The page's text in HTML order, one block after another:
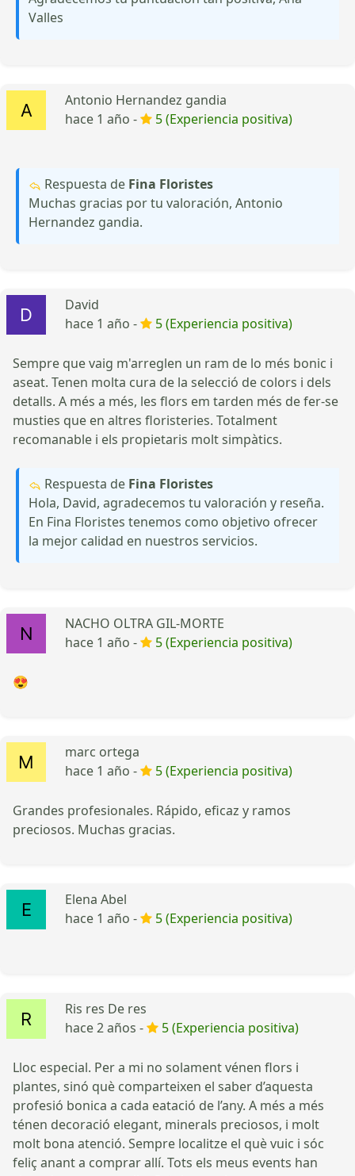
Valles
Antonio Hernandez gandia
hace 1 año -
5 (Experiencia positiva)
Respuesta de Fina Floristes
Muchas gracias por tu valoración, Antonio
Hernandez gandia.
David
hace 1 año -
5 (Experiencia positiva)
Sempre que vaig m'arreglen un ram de lo més bonic i
aseat. Tenen molta cura de la selecció de colors i dels
detalls. A més a més, les flors em tarden més de fer-se
musties que en altres floristeries. Totalment
recomanable i els propietaris molt simpàtics.
Respuesta de Fina Floristes
Hola, David, agradecemos tu valoración y reseña.
En Fina Floristes tenemos como objetivo ofrecer
la mejor calidad en nuestros servicios.
NACHO OLTRA GIL-MORTE
hace 1 año -
5 (Experiencia positiva)
😍
marc ortega
hace 1 año -
5 (Experiencia positiva)
Grandes profesionales. Rápido, eficaz y ramos
preciosos. Muchas gracias.
Elena Abel
hace 1 año -
5 (Experiencia positiva)
Ris res De res
hace 2 años -
5 (Experiencia positiva)
Lloc especial. Per a mi no solament vénen flors i
plantes, sinó què comparteixen el saber d’aquesta
profesió bonica a cada eatació de l’any. A més a més
ténen decoració elegant, minerals preciosos, i molt
molt bona atenció. Sempre localitze el què vuic i sóc
feliç anant a comprar allí. Tots els meus events han